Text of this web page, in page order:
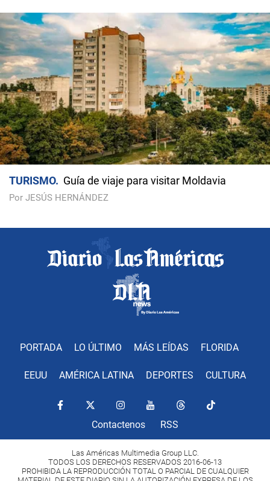
TURISMO Guía de viaje para visitar Moldavia
Por JESÚS HERNÁNDEZ
PORTADA LO ÚLTIMO MÁS LEÍDAS FLORIDA
EEUU AMÉRICA LATINA DEPORTES CULTURA
Contactenos RSS
Las Américas Multimedia Group LLC.
TODOS LOS DERECHOS RESERVADOS 2016-06-13
PROHIBIDA LA REPRODUCCIÓN TOTAL O PARCIAL DE CUALQUIER